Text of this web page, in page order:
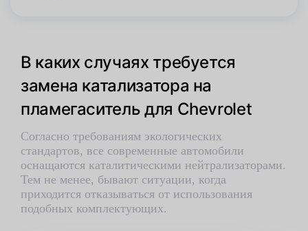
В каких случаях требуется
замена катализатора на
пламегаситель для Chevrolet
Согласно требованиям экологических
стандартов, все современные автомобили
оснащаются каталитическими нейтрализаторами.
Тем не менее, бывают ситуации, когда
приходится отказываться от использования
подобных комплектующих.